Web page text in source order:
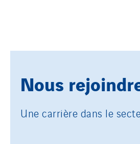
Nous
Une carrière dans le